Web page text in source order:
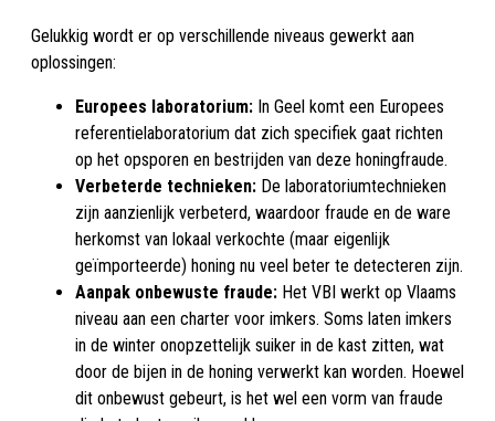
Gelukkig wordt er op verschillende niveaus gewerkt aan
oplossingen:
Europees laboratorium: In Geel komt een Europees
referentielaboratorium dat zich specifiek gaat richten
op het opsporen en bestrijden van deze honingfraude.
Verbeterde technieken: De laboratoriumtechnieken
zijn aanzienlijk verbeterd, waardoor fraude en de ware
herkomst van lokaal verkochte (maar eigenlijk
geïmporteerde) honing nu veel beter te detecteren zijn.
Aanpak onbewuste fraude: Het VBI werkt op Vlaams
niveau aan een charter voor imkers. Soms laten imkers
in de winter onopzettelijk suiker in de kast zitten, wat
door de bijen in de honing verwerkt kan worden. Hoewel
dit onbewust gebeurt, is het wel een vorm van fraude